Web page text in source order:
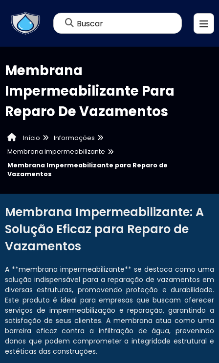
Buscar
Membrana
Impermeabilizante Para
Reparo De Vazamentos
Início
Informações
Membrana impermeabilizante
Membrana Impermeabilizante para Reparo de
Vazamentos
Membrana Impermeabilizante: A
Solução Eficaz para Reparo de
Vazamentos
A **membrana impermeabilizante** se destaca como uma
solução indispensável para a reparação de vazamentos em
diversas estruturas, promovendo proteção e durabilidade.
Este produto é ideal para empresas que buscam oferecer
serviços de impermeabilização e reparação, garantindo a
satisfação de seus clientes. A membrana atua como uma
barreira eficaz contra a infiltração de água, prevenindo
danos que podem comprometer a integridade estrutural e
estéticas das construções.